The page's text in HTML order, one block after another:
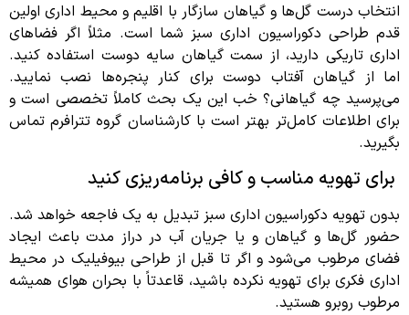
انتخاب درست گل‌ها و گیاهان سازگار با اقلیم و محیط اداری اولین
قدم طراحی دکوراسیون اداری سبز شما است. مثلاً اگر فضاهای
اداری تاریکی دارید، از سمت گیاهان سایه دوست استفاده کنید.
اما از گیاهان آفتاب دوست برای کنار پنجره‌ها نصب نمایید.
می‌پرسید چه گیاهانی؟ خب این یک بحث کاملاً تخصصی است و
برای اطلاعات کامل‌تر بهتر است با کارشناسان گروه تترافرم تماس
بگیرید.
برای تهویه مناسب و کافی برنامه‌ریزی کنید
بدون تهویه دکوراسیون اداری سبز تبدیل به یک فاجعه خواهد شد.
حضور گل‌ها و گیاهان و یا جریان آب در دراز مدت باعث ایجاد
فضای مرطوب می‌شود و اگر تا قبل از طراحی بیوفیلیک در محیط
اداری فکری برای تهویه نکرده باشید، قاعدتاً با بحران هوای همیشه
مرطوب روبرو هستید.